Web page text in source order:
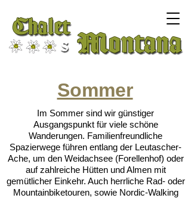
Sommer
Im Sommer sind wir günstiger
Ausgangspunkt für viele schöne
Wanderungen. Familienfreundliche
Spazierwege führen entlang der Leutascher-
Ache, um den Weidachsee (Forellenhof) oder
auf zahlreiche Hütten und Almen mit
gemütlicher Einkehr. Auch herrliche Rad- oder
Mountainbiketouren, sowie Nordic-Walking